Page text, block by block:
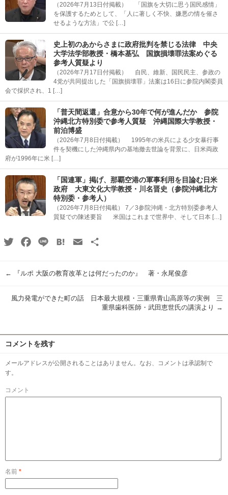
（2026年7月13日付掲載） 「国旗を大切に思う国民感情」
を保護するためとして、「人に著しく不快、嫌悪の情を催さ
せるような方法」で公 […]
史上初のあからさまに政府批判を禁じる法律 中央
大学法学部教授・橋本基弘 国旗損壊罪法案めぐる
参考人質疑より
（2026年7月17日付掲載） 自民、維新、国民民主、参政の
4党が共同提出した「国旗損壊罪」法案は16日に参院内閣委員
会で採択され、1 […]
「普天間返還」合意から30年で何が進んだか 参院
沖縄北方特別委で参考人質疑 沖縄国際大学教授・
前泊博盛
（2026年7月8日付掲載） 1995年の米兵による少女暴行事
件を契機にした沖縄県内の基地撤去世論を背景に、日米両政
府が1996年に米 […]
「国連軍」掲げ、那覇空港の軍事利用を目論む日米
政府 大東文化大学教授・川名晋史（参院沖縄北方
特別委・参考人）
（2026年7月8日付掲載） 7／3参院沖縄・北方特別委参考人
質疑での陳述要旨 米国はこれまで世界中、そして日本 […]
TwitterFacebook
Line HatenaEmail
← 『ルポ 大阪の教育改革とは何だったのか』 著・永尾俊彦
風力発電ができた町の話 日本最大規模・三重県青山高原等の実例 三
重県歯科医師・武田恵世氏の講演より
→
コメントを残す
メールアドレスが公開されることはありません。なお、コメントは承認制で
す。
コメント
名前 *